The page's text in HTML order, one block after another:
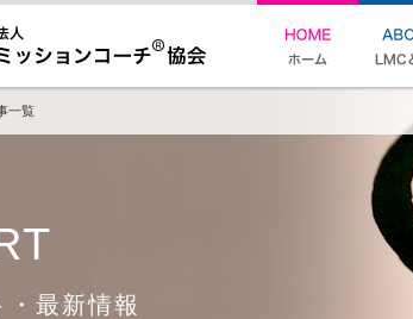
一覧
最新情報